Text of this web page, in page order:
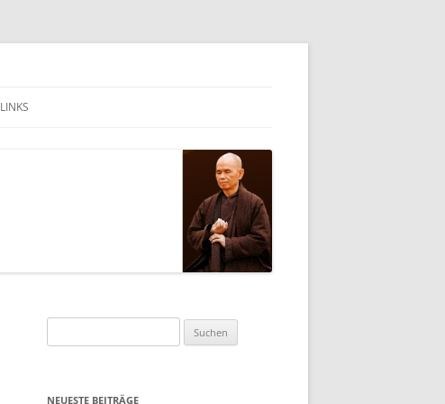
LINKS
nach:
NEUESTE BEITRÄGE